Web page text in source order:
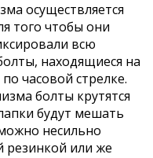
осуществляется
того чтобы они
всю
находящиеся на
часовой стрелке.
болты крутятся
будут мешать
несильно
резинкой или же